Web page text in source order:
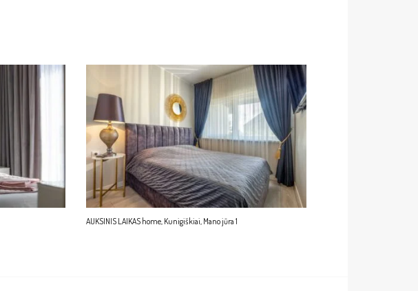
AUKSINIS LAIKAS home, Kunigiškiai, Mano jūra 1